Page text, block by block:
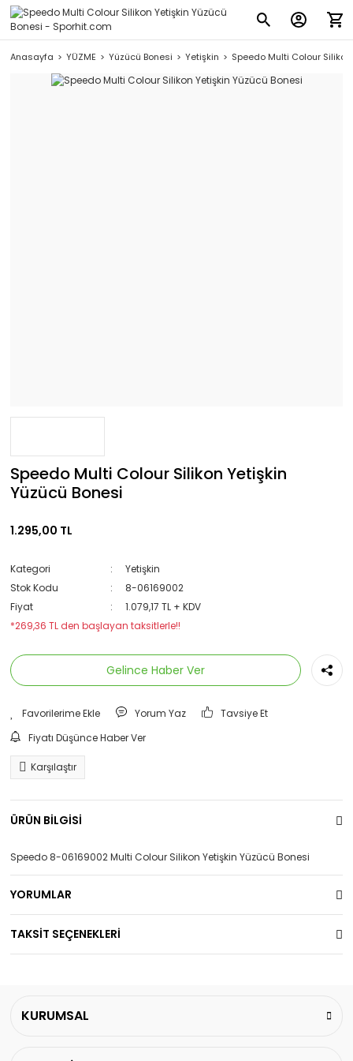
Anasayfa YÜZME Yüzücü Bonesi Yetişkin Speedo Multi Colour
Speedo Multi Colour Silikon Yetişkin
Yüzücü Bonesi
1.295,00 TL
Kategori
Yetişkin
Stok Kodu
8-06169002
Fiyat
1.079,17 TL + KDV
*269,36 TL den başlayan taksitlerle!!
Gelince Haber Ver
Yorum Yaz
Tavsiye Et
Fiyatı Düşünce Haber Ver
Karşılaştır
ÜRÜN BİLGİSİ
Speedo 8-06169002 Multi Colour Silikon Yetişkin Yüzücü Bonesi
YORUMLAR
TAKSİT SEÇENEKLERİ
KURUMSAL